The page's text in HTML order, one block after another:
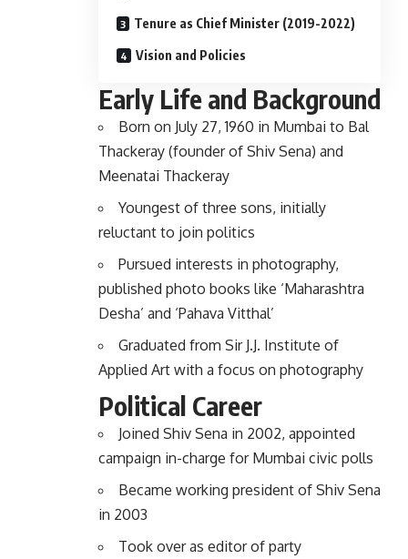
Tenure as Chief Minister (2019-2022)
Vision and Policies
Early Life and Background
Born on July 27, 1960 in Mumbai to Bal
Thackeray (founder of Shiv Sena) and
Meenatai Thackeray
Youngest of three sons, initially
reluctant to join politics
Pursued interests in photography,
published photo books like ‘Maharashtra
Desha’ and ‘Pahava Vitthal’
Graduated from Sir J.J. Institute of
Applied Art with a focus on photography
Political Career
Joined Shiv Sena in 2002, appointed
campaign in-charge for Mumbai civic polls
Became working president of Shiv Sena
in 2003
Took over as editor of party